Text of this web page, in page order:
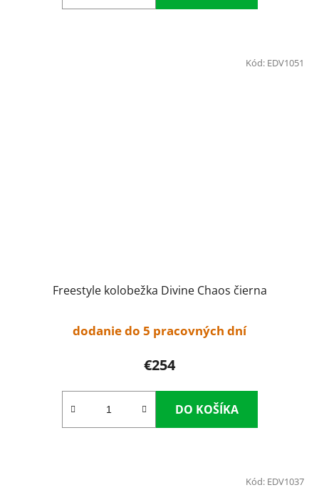
Freestyle kolobežka Divine Chaos čierna
dodanie do 5 pracovných dní
€254
DO KOŠÍKA
Kód: EDV1051
Kód: EDV1037